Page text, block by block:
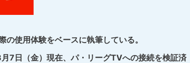
の使用体験をベースに執筆している。
7日（金）現在、パ・リーグTVへの接続を検証済